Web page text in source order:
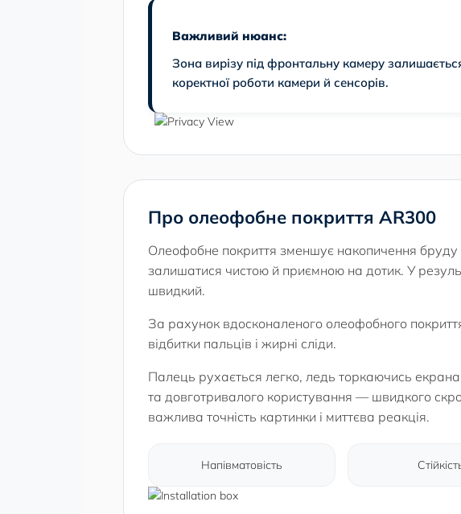
Важливий нюанс:
Зона вирізу під фронтальну камеру
коректної роботи камери й сенсорів.
Про олеофобне покриття AR300
Олеофобне покриття зменшує накопичення
залишатися чистою й приємною на дотик. У
швидкий.
За рахунок вдосконаленого олеофобного
відбитки пальців і жирні сліди.
Палець рухається легко, ледь торкаючись
та довготривалого користування — швидкого
важлива точність картинки і миттєва реакція.
Напівматовість